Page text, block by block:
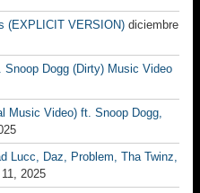
(EXPLICIT VERSION) diciembre
Snoop Dogg (Dirty) Music Video
Music Video) ft. Snoop Dogg,
Lucc, Daz, Problem, Tha Twinz,
2025